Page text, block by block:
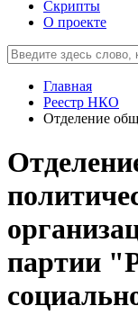
Скрипты
О проекте
Главная
Реестр НКО
Отделение
партии